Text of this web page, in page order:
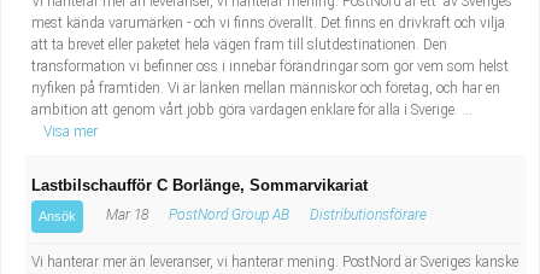
mest kända varumärken - och vi finns överallt. Det finns en drivkraft och vilja
att ta brevet eller paketet hela vägen fram till slutdestinationen. Den
transformation vi befinner oss i innebär förändringar som gör vem som helst
nyfiken på framtiden. Vi är länken mellan människor och företag, och har en
ambition att genom vårt jobb göra vardagen enklare för alla i Sverige. ...
Visa mer
Lastbilschaufför C Borlänge, Sommarvikariat
Ansök Mar 18 PostNord Group AB Distributionsförare
Vi hanterar mer än leveranser, vi hanterar mening. PostNord är Sveriges kanske